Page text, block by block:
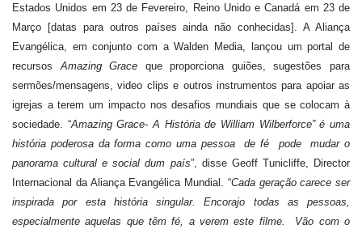
Estados Unidos em 23 de Fevereiro, Reino Unido e Canadá em 23 de
Março [datas para outros países ainda não conhecidas]. A Aliança
Evangélica, em conjunto com a Walden Media, lançou um portal de
recursosAmazing Grace que proporciona guiões, sugestões para
sermões/mensagens, video clips e outros instrumentos para apoiar as
igrejas a terem um impacto nos desafios mundiais que se colocam à
sociedade. “Amazing Grace- A História de William Wilberforce” é uma
história poderosa da forma como uma pessoa
de fé pode
mudar o
panorama cultural e social dum país”, disse Geoff Tunicliffe, Director
Internacional da Aliança Evangélica Mundial. “Cada geração carece ser
inspirada por esta história singular. Encorajo todas as pessoas,
especialmente aquelas que têm fé, a verem este filme.
Vão com o